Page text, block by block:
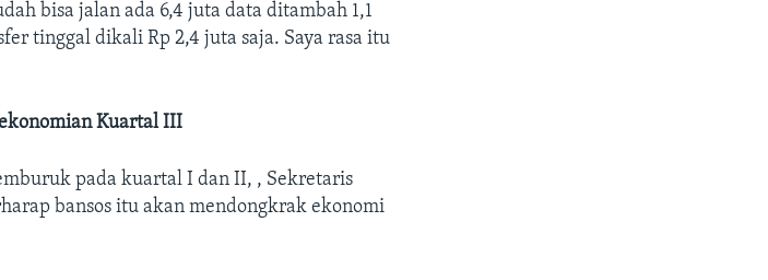
bisa jalan ada 6,4 juta data ditambah 1,1
tinggal dikali Rp 2,4 juta saja. Saya rasa itu
Kuartal III
pada kuartal I dan II, , Sekretaris
bansos itu akan mendongkrak ekonomi